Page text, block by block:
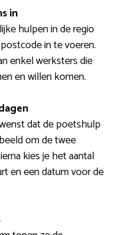
in
hulpen in de regio
in te voeren.
enkel werksters die
en willen komen.
dat de poetshulp
om de twee
kies je het aantal
en een datum voor de